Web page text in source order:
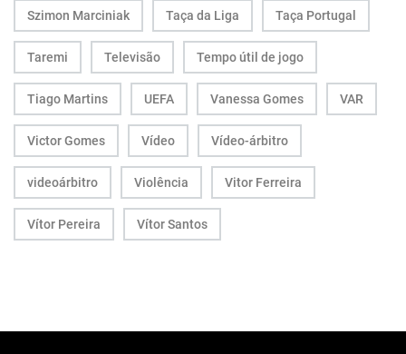
Szimon Marciniak Taça da Liga Taça Portugal
Taremi Televisão Tempo útil de jogo
Tiago Martins UEFA Vanessa Gomes VAR
Victor Gomes Vídeo Vídeo-árbitro
videoárbitro Violência Vitor Ferreira
Vítor Pereira Vítor Santos